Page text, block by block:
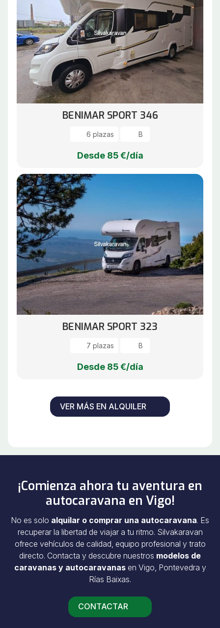
BENIMAR SPORT 346
6 plazas B
Desde 85 €/día
BENIMAR SPORT 323
7 plazas B
Desde 85 €/día
VER MÁS EN ALQUILER
¡Comienza ahora tu aventura en
autocaravana en Vigo!
No es solo alquilar o comprar una autocaravana. Es
recuperar la libertad de viajar a tu ritmo. Silvakaravan
ofrece vehículos de calidad, equipo profesional y trato
directo. Contacta y descubre nuestros modelos de
caravanas y autocaravanasen Vigo, Pontevedra y
Rías Baixas.
CONTACTAR